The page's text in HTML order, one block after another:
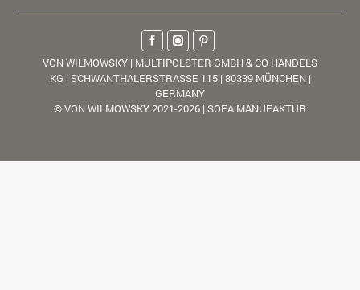
VON WILMOWSKY | MULTIPOLSTER GMBH & CO HANDELS
KG | SCHWANTHALERSTRASSE 115 | 80339 MÜNCHEN |
GERMANY
© VON WILMOWSKY 2021-2026 | SOFA MANUFAKTUR